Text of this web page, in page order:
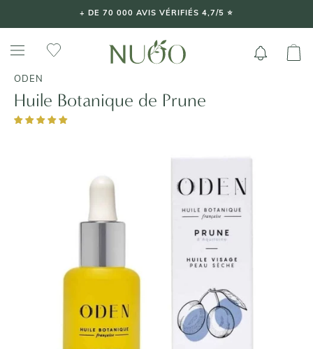
+ DE 70 000 AVIS VÉRIFIÉS 4,7/5 ⭐️
ODEN
Huile Botanique de Prune